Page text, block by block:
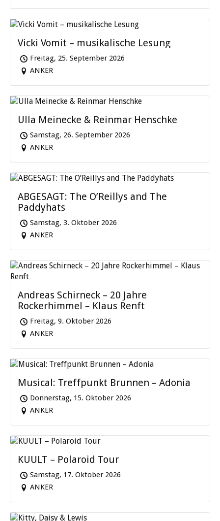
Vicki Vomit – musikalische Lesung
Freitag, 25. September 2026
ANKER
Ulla Meinecke & Reinmar Henschke
Samstag, 26. September 2026
ANKER
ABGESAGT: The O’Reillys and The
Paddyhats
Samstag, 3. Oktober 2026
ANKER
Andreas Schirneck – 20 Jahre
Rockerhimmel – Klaus Renft
Freitag, 9. Oktober 2026
ANKER
Musical: Treffpunkt Brunnen – Adonia
Donnerstag, 15. Oktober 2026
ANKER
KUULT – Polaroid Tour
Samstag, 17. Oktober 2026
ANKER